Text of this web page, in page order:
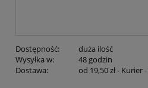
Dostępność:
duża ilość
Wysyłka w:
48 godzin
Dostawa:
od 19,50 zł- Kurier
Cena nie zawiera ewentualnych